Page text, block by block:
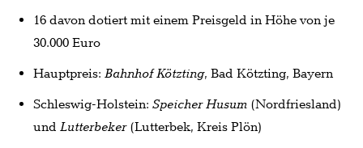
16 davon dotiert mit einem Preisgeld in Höhe von je
30.000 Euro
Hauptpreis: Bahnhof Kötzting, Bad Kötzting, Bayern
Schleswig-Holstein: Speicher Husum (Nordfriesland)
und Lutterbeker(Lutterbek, Kreis Plön)